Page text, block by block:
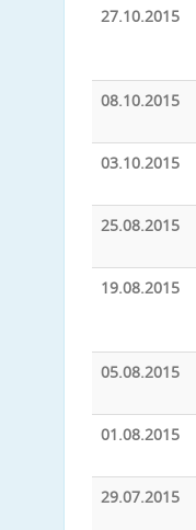
27.10.2015
08.10.2015
03.10.2015
25.08.2015
19.08.2015
05.08.2015
01.08.2015
29.07.2015